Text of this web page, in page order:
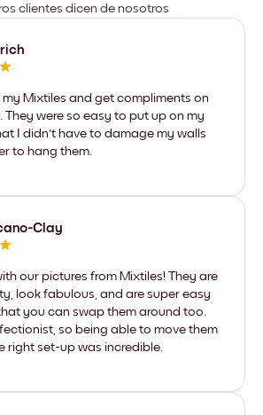
clientes dicen de nosotros
my Mixtiles and get compliments on
They were so easy to put up on my
I didn't have to damage my walls
to hang them.
Clay
our pictures from Mixtiles! They are
look fabulous, and are super easy
you can swap them around too.
so being able to move them
right set-up was incredible.